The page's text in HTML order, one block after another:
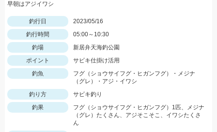
早朝はアジイワシ
釣行日
2023/05/16
釣行時間
05:00～10:30
釣場
新居弁天海釣公園
ポイント
サビキ仕掛け活用
釣魚
フグ（ショウサイフグ・ヒガンフグ）・メジナ
（グレ）・アジ・イワシ
釣り方
サビキ釣り
釣果
フグ（ショウサイフグ・ヒガンフグ）1匹、メジナ
（グレ）たくさん、アジそこそこ、イワシたくさ
ん